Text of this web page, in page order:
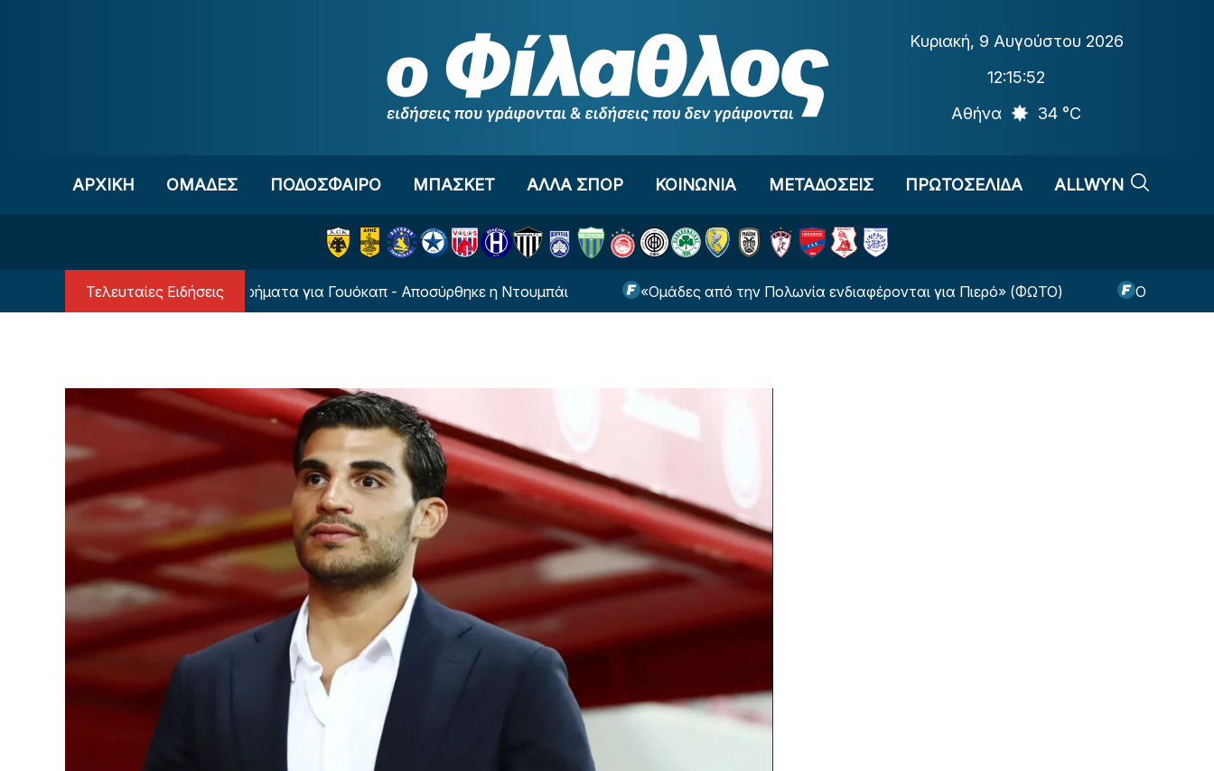
Κυριακή, 9 Αυγούστου 2026
12:15:53
Αθήνα
34 °C
ΑΡΧΙΚΗ OΜΑΔΕΣ ΠΟΔΟΣΦΑΙΡΟ ΜΠΑΣΚΕΤ ΑΛΛΑ ΣΠΟΡ ΚΟΙΝΩΝΙΑ ΜΕΤΑΔΟΣΕΙΣ ΠΡΩΤΟΣΕΛΙΔΑ ALLWYN
Τελευταίες Ειδήσεις
Δεν μειώνει τα χρήματα για Γουόκαπ - Αποσύρθηκε η Ντουμπάι «Ομάδες από την Πολωνία ενδιαφέρονται για Πιερό» (ΦΩΤΟ) Ο Τετέι επέστρεψε στις